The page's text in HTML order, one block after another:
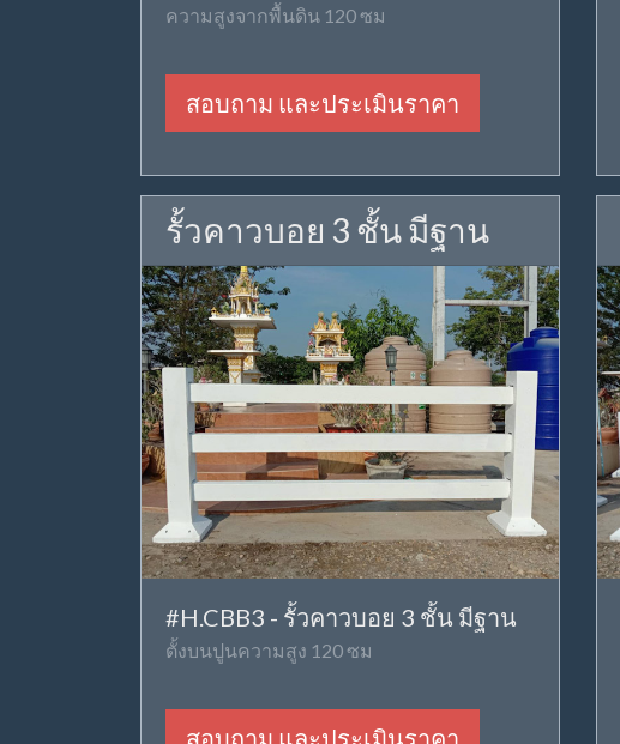
ความสูงจากพื้นดิน 120 ซม
สอบถาม และประเมินราคา
รั้วคาวบอย 3 ชั้น มีฐาน
#H.CBB3 - รั้วคาวบอย 3 ชั้น มีฐาน
ตั้งบนปูนความสูง 120 ซม
สอบถาม และประเมินราคา